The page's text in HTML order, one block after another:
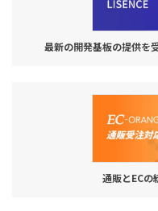
最新の開発基板の提供を
通販とECの